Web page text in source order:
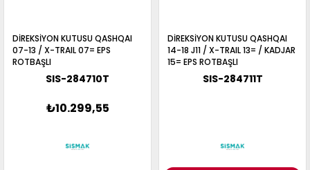
DİREKSİYON KUTUSU QASHQAI
07-13 / X-TRAIL 07= EPS
ROTBAŞLI
SIS-284710T
₺10.299,55
DİREKSİYON KUTUSU QASHQAI
14-18 J11 / X-TRAIL 13= / KADJAR
15= EPS ROTBAŞLI
SIS-284711T